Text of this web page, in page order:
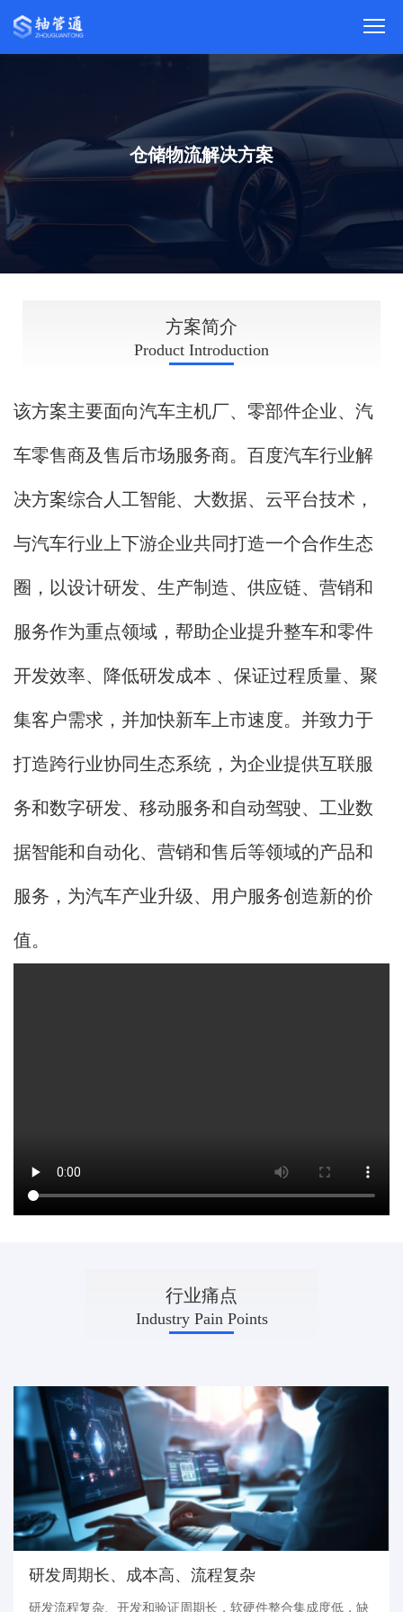
仓储物流解决方案
INTRODUCTION
方案简介
Product Introduction
该方案主要面向汽车主机厂、零部件企业、汽
车零售商及售后市场服务商。百度汽车行业解
决方案综合人工智能、大数据、云平台技术，
与汽车行业上下游企业共同打造一个合作生态
圈，以设计研发、生产制造、供应链、营销和
服务作为重点领域，帮助企业提升整车和零件
开发效率、降低研发成本 、保证过程质量、聚
集客户需求，并加快新车上市速度。并致力于
打造跨行业协同生态系统，为企业提供互联服
务和数字研发、移动服务和自动驾驶、工业数
据智能和自动化、营销和售后等领域的产品和
服务，为汽车产业升级、用户服务创造新的价
值。
INDUSTRY
行业痛点
Industry Pain Points
研发周期长、成本高、流程复杂
研发流程复杂、开发和验证周期长，软硬件整合集成度低，缺